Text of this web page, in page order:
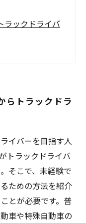
ラックドライバ
トラックドラ
戦する魅力
ラックドライ
レンジ
らトラックドラ
イバーを目指す人
トラックドライバ
そこで、未経験で
ための方法を紹介
とが必要です。普
車や特殊自動車の